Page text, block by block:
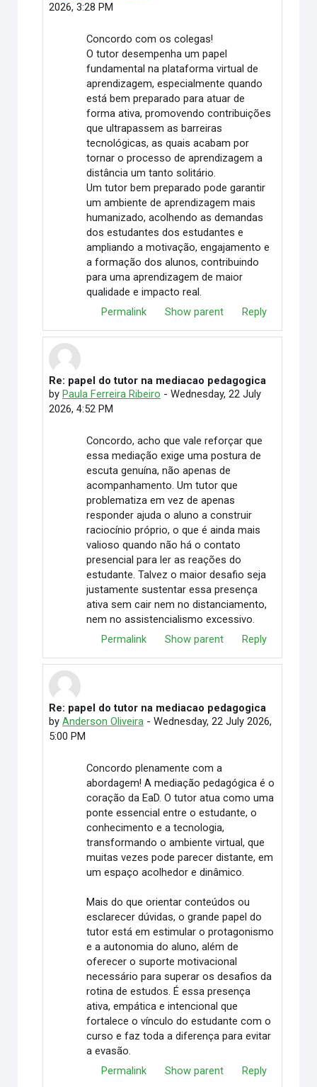
2026, 3:28 PM
Concordo com os colegas!
O tutor desempenha um papel
fundamental na plataforma virtual de
aprendizagem, especialmente quando
está bem preparado para atuar de
forma ativa, promovendo contribuições
que ultrapassem as barreiras
tecnológicas, as quais acabam por
tornar o processo de aprendizagem a
distância um tanto solitário.
Um tutor bem preparado pode garantir
um ambiente de aprendizagem mais
humanizado, acolhendo as demandas
dos estudantes dos estudantes e
ampliando a motivação, engajamento e
a formação dos alunos, contribuindo
para uma aprendizagem de maior
qualidade e impacto real.
Permalink
Show parent Reply
In reply to Elimar Martino
Re: papel do tutor na mediacao pedagogica
by Paula Ferreira Ribeiro - Wednesday, 22 July
2026, 4:52 PM
Concordo, acho que vale reforçar que
essa mediação exige uma postura de
escuta genuína, não apenas de
acompanhamento. Um tutor que
problematiza em vez de apenas
responder ajuda o aluno a construir
raciocínio próprio, o que é ainda mais
valioso quando não há o contato
presencial para ler as reações do
estudante. Talvez o maior desafio seja
justamente sustentar essa presença
ativa sem cair nem no distanciamento,
nem no assistencialismo excessivo.
Permalink
Show parent Reply
In reply to Elimar Martino
Re: papel do tutor na mediacao pedagogica
by Anderson Oliveira- Wednesday, 22 July 2026,
5:00 PM
Concordo plenamente com a
abordagem! A mediação pedagógica é o
coração da EaD. O tutor atua como uma
ponte essencial entre o estudante, o
conhecimento e a tecnologia,
transformando o ambiente virtual, que
muitas vezes pode parecer distante, em
um espaço acolhedor e dinâmico.
Mais do que orientar conteúdos ou
esclarecer dúvidas, o grande papel do
tutor está em estimular o protagonismo
e a autonomia do aluno, além de
oferecer o suporte motivacional
necessário para superar os desafios da
rotina de estudos. É essa presença
ativa, empática e intencional que
fortalece o vínculo do estudante com o
curso e faz toda a diferença para evitar
a evasão.
Permalink
Show parent Reply